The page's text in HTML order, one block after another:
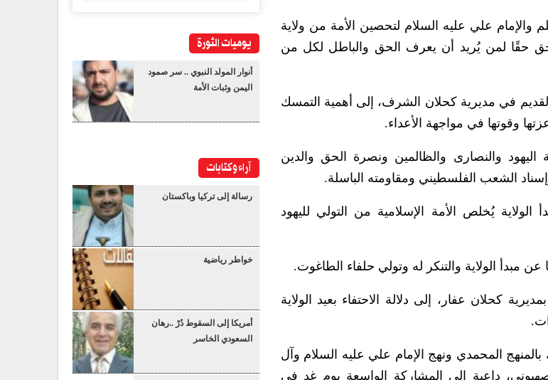
والإمام علي عليه السلام لتحصين الأمة من ولاية
حقًا لمن يُريد أن يعرف الحق والباطل لكل من
في مديرية كحلان الشرف، إلى أهمية التمسك
وقوتها في مواجهة الأعداء.
والنصارى والظالمين ونصرة الحق والدين
الشعب الفلسطيني ومقاومته الباسلة.
يُخلص الأمة الإسلامية من التولي لليهود
مبدأ الولاية والتنكر له وتولي حلفاء الطاغوت.
كحلان عفار، إلى دلالة الاحتفاء بعيد الولاية
المحمدي ونهج الإمام علي عليه السلام وآل
داعية إلى المشاركة الواسعة يوم غد في
يوميات الثورة
أنوار المولد النبوي .. سر صمود
اليمن وثبات الأمة
آراء وكتابات
رسالة إلى تركيا وباكستان
خواطر رياضية
أمريكا إلى السقوط دُرْ ..رهان
السعودي الخاسر